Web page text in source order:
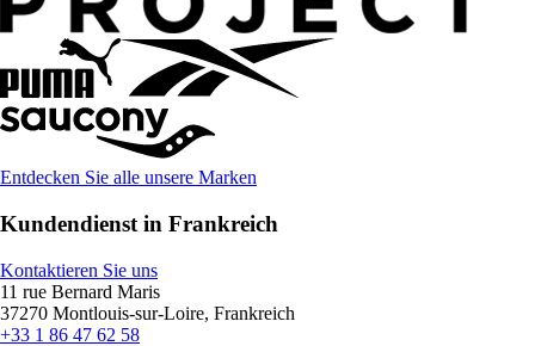
Entdecken Sie alle unsere Marken
Kundendienst in Frankreich
Kontaktieren Sie uns
11 rue Bernard Maris
37270 Montlouis-sur-Loire, Frankreich
+33 1 86 47 62 58